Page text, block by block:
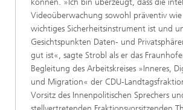
können. »Ich bin überzeugt, dass die
Videoüberwachung sowohl präventiv wie
wichtiges Sicherheitsinstrument ist und
Gesichtspunkten Daten- und
gut ist«, sagte Strobl als er das
Begleitung des Arbeitskreises »Inneres,
und Migration« der CDU-
Vorsitz des Innenpolitischen Sprechers